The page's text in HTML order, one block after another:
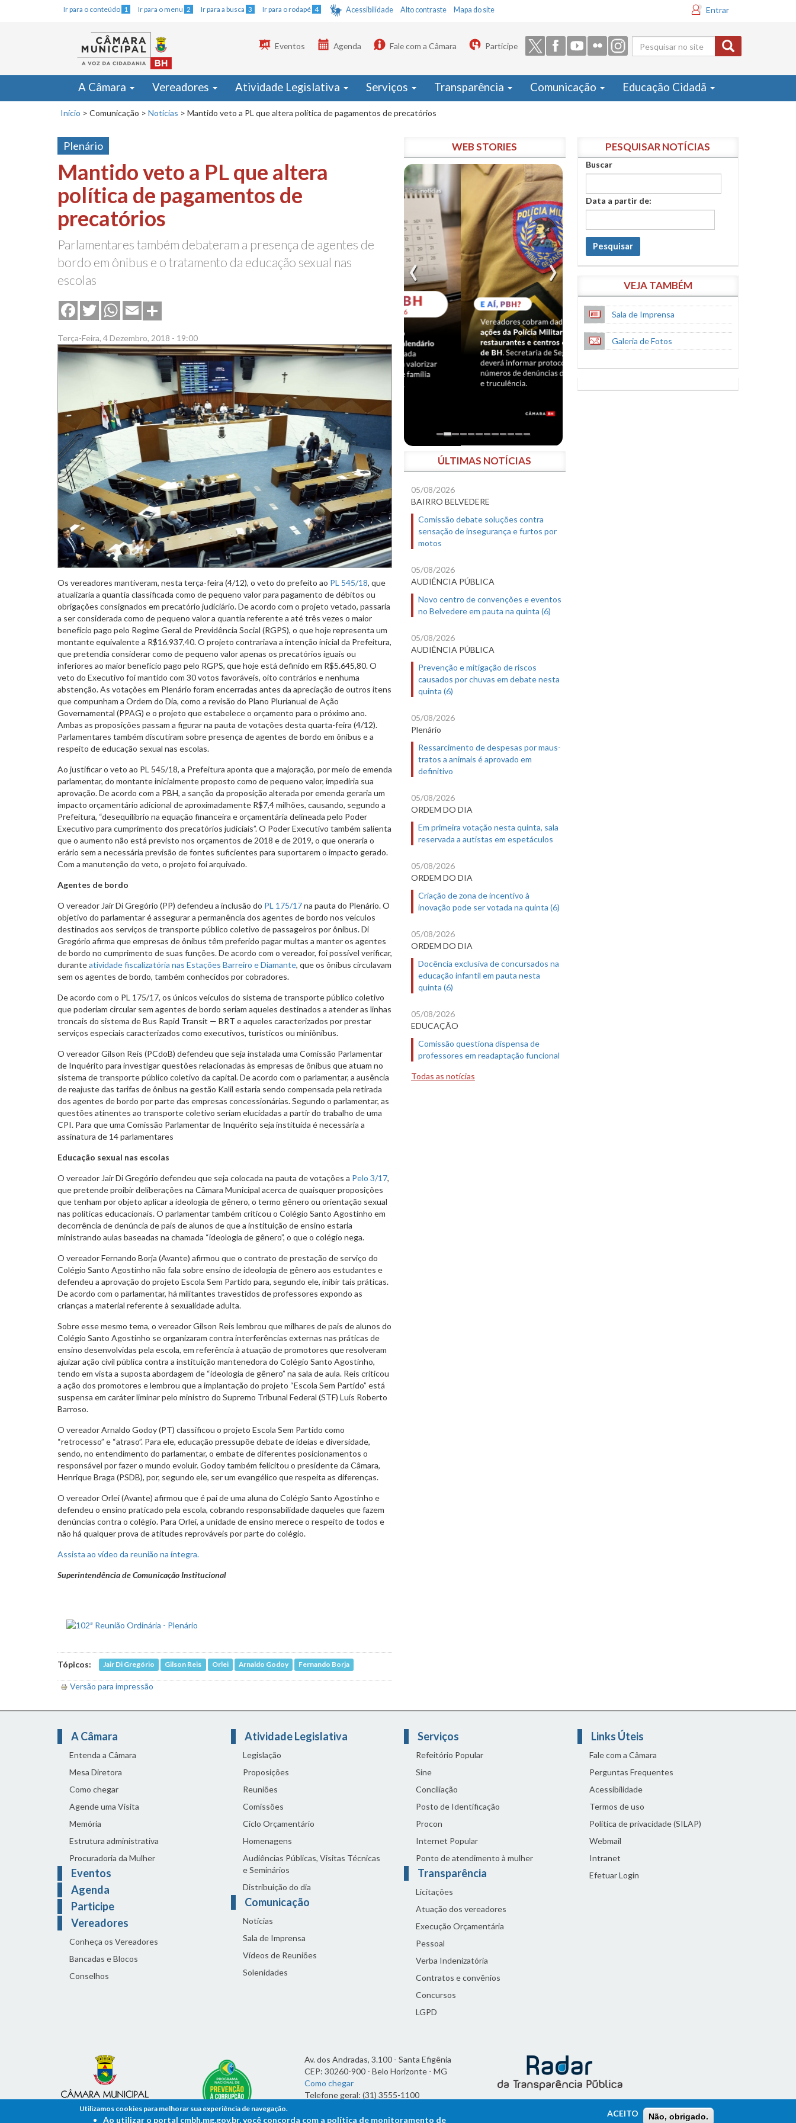
Ir para o conteúdo 1 Ir para o menu 2 Ir para a busca 3 Ir para o rodapé 4 Acessibilidade Alto contraste Mapa do site Entrar
Formulário
de busca
Eventos Agenda Fale com a Câmara Participe
A Câmara Vereadores Atividade Legislativa Serviços Transparência Comunicação Educação Cidadã
Início > Comunicação > Notícias > Mantido veto a PL que altera política de pagamentos de precatórios
Plenário
Mantido veto a PL que altera
política de pagamentos de
precatórios
Parlamentares também debateram a presença de agentes de
bordo em ônibus e o tratamento da educação sexual nas
escolas
FacebookTwitterWhatsApp
Email
Terça-Feira, 4 Dezembro, 2018 - 19:00
Os vereadores mantiveram, nesta terça-feira (4/12), o veto do prefeito ao PL 545/18, que
atualizaria a quantia classificada como de pequeno valor para pagamento de débitos ou
obrigações consignados em precatório judiciário. De acordo com o projeto vetado, passaria
a ser considerada como de pequeno valor a quantia referente a até três vezes o maior
benefício pago pelo Regime Geral de Previdência Social (RGPS), o que hoje representa um
montante equivalente a R$16.937,40. O projeto contrariava a intenção inicial da Prefeitura,
que pretendia considerar como de pequeno valor apenas os precatórios iguais ou
inferiores ao maior benefício pago pelo RGPS, que hoje está definido em R$5.645,80. O
veto do Executivo foi mantido com 30 votos favoráveis, oito contrários e nenhuma
abstenção. As votações em Plenário foram encerradas antes da apreciação de outros itens
que compunham a Ordem do Dia, como a revisão do Plano Plurianual de Ação
Governamental (PPAG) e o projeto que estabelece o orçamento para o próximo ano.
Ambas as proposições passam a figurar na pauta de votações desta quarta-feira (4/12).
Parlamentares também discutiram sobre presença de agentes de bordo em ônibus e a
respeito de educação sexual nas escolas.
Ao justificar o veto ao PL 545/18, a Prefeitura aponta que a majoração, por meio de emenda
parlamentar, do montante inicialmente proposto como de pequeno valor, impediria sua
aprovação. De acordo com a PBH, a sanção da proposição alterada por emenda geraria um
impacto orçamentário adicional de aproximadamente R$7,4 milhões, causando, segundo a
Prefeitura, “desequilíbrio na equação financeira e orçamentária delineada pelo Poder
Executivo para cumprimento dos precatórios judiciais”. O Poder Executivo também salienta
que o aumento não está previsto nos orçamentos de 2018 e de 2019, o que oneraria o
erário sem a necessária previsão de fontes suficientes para suportarem o impacto gerado.
Com a manutenção do veto, o projeto foi arquivado.
Agentes de bordo
O vereador Jair Di Gregório (PP) defendeu a inclusão do PL 175/17na pauta do Plenário. O
objetivo do parlamentar é assegurar a permanência dos agentes de bordo nos veículos
destinados aos serviços de transporte público coletivo de passageiros por ônibus. Di
Gregório afirma que empresas de ônibus têm preferido pagar multas a manter os agentes
de bordo no cumprimento de suas funções. De acordo com o vereador, foi possível verificar,
duranteatividade fiscalizatória nas Estações Barreiro e Diamante, que os ônibus circulavam
sem os agentes de bordo, também conhecidos por cobradores.
De acordo com o PL 175/17, os únicos veículos do sistema de transporte público coletivo
que poderiam circular sem agentes de bordo seriam aqueles destinados a atender as linhas
troncais do sistema de Bus Rapid Transit — BRT e aqueles caracterizados por prestar
serviços especiais caracterizados como executivos, turísticos ou miniônibus.
O vereador Gilson Reis (PCdoB) defendeu que seja instalada uma Comissão Parlamentar
de Inquérito para investigar questões relacionadas às empresas de ônibus que atuam no
sistema de transporte público coletivo da capital. De acordo com o parlamentar, a ausência
de reajuste das tarifas de ônibus na gestão Kalil estaria sendo compensada pela retirada
dos agentes de bordo por parte das empresas concessionárias. Segundo o parlamentar, as
questões atinentes ao transporte coletivo seriam elucidadas a partir do trabalho de uma
CPI. Para que uma Comissão Parlamentar de Inquérito seja instituída é necessária a
assinatura de 14 parlamentares
Educação sexual nas escolas
O vereador Jair Di Gregório defendeu que seja colocada na pauta de votações a Pelo 3/17,
que pretende proibir deliberações na Câmara Municipal acerca de quaisquer proposições
que tenham por objeto aplicar a ideologia de gênero, o termo gênero ou orientação sexual
nas políticas educacionais. O parlamentar também criticou o Colégio Santo Agostinho em
decorrência de denúncia de pais de alunos de que a instituição de ensino estaria
ministrando aulas baseadas na chamada “ideologia de gênero”, o que o colégio nega.
O vereador Fernando Borja (Avante) afirmou que o contrato de prestação de serviço do
Colégio Santo Agostinho não fala sobre ensino de ideologia de gênero aos estudantes e
defendeu a aprovação do projeto Escola Sem Partido para, segundo ele, inibir tais práticas.
De acordo com o parlamentar, há militantes travestidos de professores expondo as
crianças a material referente à sexualidade adulta.
Sobre esse mesmo tema, o vereador Gilson Reis lembrou que milhares de pais de alunos do
Colégio Santo Agostinho se organizaram contra interferências externas nas práticas de
ensino desenvolvidas pela escola, em referência à atuação de promotores que resolveram
ajuizar ação civil pública contra a instituição mantenedora do Colégio Santo Agostinho,
tendo em vista a suposta abordagem de “ideologia de gênero” na sala de aula. Reis criticou
a ação dos promotores e lembrou que a implantação do projeto “Escola Sem Partido” está
suspensa em caráter liminar pelo ministro do Supremo Tribunal Federal (STF) Luís Roberto
Barroso.
O vereador Arnaldo Godoy (PT) classificou o projeto Escola Sem Partido como
“retrocesso” e “atraso”. Para ele, educação pressupõe debate de ideias e diversidade,
sendo, no entendimento do parlamentar, o embate de diferentes posicionamentos o
responsável por fazer o mundo evoluir. Godoy também felicitou o presidente da Câmara,
Henrique Braga (PSDB), por, segundo ele, ser um evangélico que respeita as diferenças.
O vereador Orlei (Avante) afirmou que é pai de uma aluna do Colégio Santo Agostinho e
defendeu o ensino praticado pela escola, cobrando responsabilidade daqueles que fazem
denúncias contra o colégio. Para Orlei, a unidade de ensino merece o respeito de todos e
não há qualquer prova de atitudes reprováveis por parte do colégio.
Assista ao vídeo da reunião na íntegra.
Superintendência de Comunicação Institucional
Tópicos: Jair Di Gregório Gilson Reis Orlei Arnaldo Godoy Fernando Borja
Versão para impressão
WEB STORIES
ÚLTIMAS NOTÍCIAS
05/08/2026
BAIRRO BELVEDERE
Comissão debate soluções contra
sensação de insegurança e furtos por
motos
05/08/2026
AUDIÊNCIA PÚBLICA
Novo centro de convenções e eventos
no Belvedere em pauta na quinta (6)
05/08/2026
AUDIÊNCIA PÚBLICA
Prevenção e mitigação de riscos
causados por chuvas em debate nesta
quinta (6)
05/08/2026
Plenário
Ressarcimento de despesas por maus-
tratos a animais é aprovado em
definitivo
05/08/2026
ORDEM DO DIA
Em primeira votação nesta quinta, sala
reservada a autistas em espetáculos
05/08/2026
ORDEM DO DIA
Criação de zona de incentivo à
inovação pode ser votada na quinta (6)
05/08/2026
ORDEM DO DIA
Docência exclusiva de concursados na
educação infantil em pauta nesta
quinta (6)
05/08/2026
EDUCAÇÃO
Comissão questiona dispensa de
professores em readaptação funcional
Todas as notícias
PESQUISAR NOTÍCIAS
Buscar
Data a partir de:
Pesquisar
VEJA TAMBÉM
Sala de Imprensa
Galeria de Fotos
A Câmara
Entenda a Câmara
Mesa Diretora
Como chegar
Agende uma Visita
Memória
Estrutura administrativa
Procuradoria da Mulher
Eventos
Agenda
Participe
Vereadores
Conheça os Vereadores
Bancadas e Blocos
Conselhos
Atividade Legislativa
Legislação
Proposições
Reuniões
Comissões
Ciclo Orçamentário
Homenagens
Audiências Públicas, Visitas Técnicas
e Seminários
Distribuição do dia
Comunicação
Notícias
Sala de Imprensa
Vídeos de Reuniões
Solenidades
Serviços
Refeitório Popular
Sine
Conciliação
Posto de Identificação
Procon
Internet Popular
Ponto de atendimento à mulher
Transparência
Licitações
Atuação dos vereadores
Execução Orçamentária
Pessoal
Verba Indenizatória
Contratos e convênios
Concursos
LGPD
Links Úteis
Fale com a Câmara
Perguntas Frequentes
Acessibilidade
Termos de uso
Política de privacidade (SILAP)
Webmail
Intranet
Efetuar Login
Av. dos Andradas, 3.100 - Santa Efigênia
CEP: 30260-900 - Belo Horizonte - MG
Como chegar
Telefone geral: (31) 3555-1100
7h às 19h
Utilizamos cookies para melhorar sua experiência de navegação.
Ao utilizar o portal cmbh.mg.gov.br, você concorda com a política de monitoramento de
ACEITO Não, obrigado.